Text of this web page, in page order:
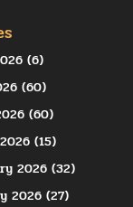
(6)
(60)
(60)
(15)
2026 (32)
2026 (27)